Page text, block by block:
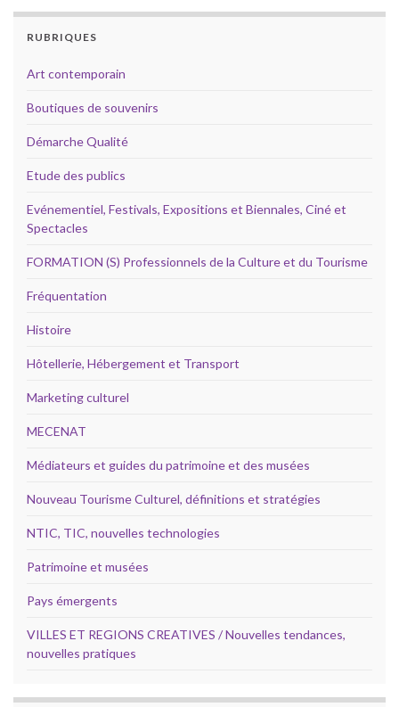
RUBRIQUES
Art contemporain
Boutiques de souvenirs
Démarche Qualité
Etude des publics
Evénementiel, Festivals, Expositions et Biennales, Ciné et
Spectacles
FORMATION (S) Professionnels de la Culture et du Tourisme
Fréquentation
Histoire
Hôtellerie, Hébergement et Transport
Marketing culturel
MECENAT
Médiateurs et guides du patrimoine et des musées
Nouveau Tourisme Culturel, définitions et stratégies
NTIC, TIC, nouvelles technologies
Patrimoine et musées
Pays émergents
VILLES ET REGIONS CREATIVES / Nouvelles tendances,
nouvelles pratiques